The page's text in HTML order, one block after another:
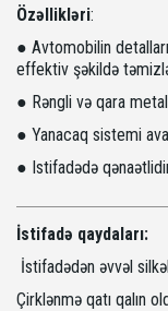
Özəllikləri:
● Avtomobilin
effektiv şəkildə
● Rəngli və qara
● Yanacaq sistemi
● Istifadədə
İstifadə qaydaları:
İstifadədən əvvəl
Çirklənmə qatı qalın